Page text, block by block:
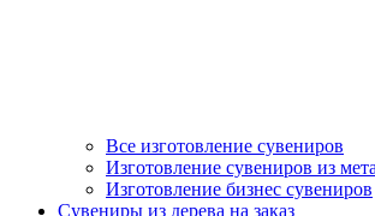
Все изготовление сувениров
Изготовление сувениров из
Изготовление бизнес сувениров
Сувениры из дерева на заказ